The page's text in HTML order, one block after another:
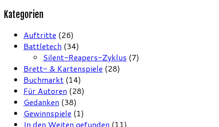
Kategorien
Auftritte (26)
Battletech (34)
Silent-Reapers-Zyklus (7)
Brett- & Kartenspiele (28)
Buchmarkt (14)
Für Autoren (28)
Gedanken (38)
Gewinnspiele (1)
In den Weiten gefunden (11)